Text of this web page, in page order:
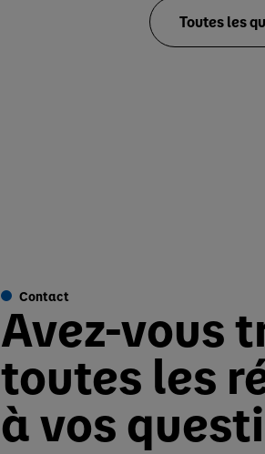
Toutes les
Contact
Avez-vous
toutes les
à vos